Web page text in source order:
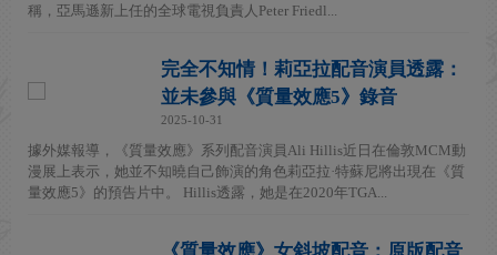
稱，亞馬遜新上任的全球電視負責人Peter Friedl...
完全不知情！莉亞拉配音演員透露：
並未參與《質量效應5》錄音
2025-10-31
據外媒報導，《質量效應》系列配音演員Ali Hillis近日在倫敦MCM動
漫展上表示，她並不知曉自己飾演的角色莉亞拉·特蘇尼將出現在《質
量效應5》的預告片中。 Hillis透露，她是在2020年TGA...
《質量效應》女斜坡配音：原版配音